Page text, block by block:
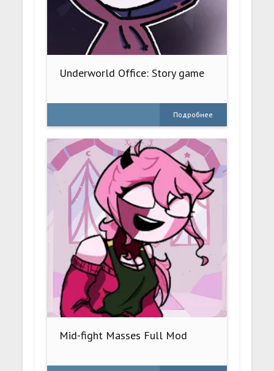
Underworld Office: Story game
Подробнее
Mid-fight Masses Full Mod